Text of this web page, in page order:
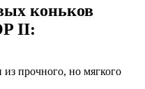
коньков
II:
из прочного, но мягкого